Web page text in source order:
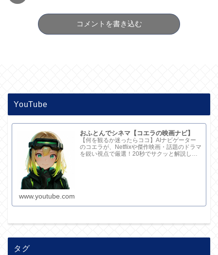
コメントを書き込む
YouTube
おふとんでシネマ【コエラの映画ナビ】
【何を観るか迷ったらココ】AIナビゲーター
のコエラが、Netflixや傑作映画・話題のドラマ
を鋭い視点で厳選！20秒でサクッと解説して
www.youtube.com
タグ